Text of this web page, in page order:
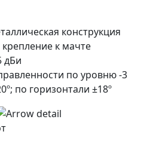
конструкция
к мачте
дБи
по уровню -3
по горизонтали ±18º